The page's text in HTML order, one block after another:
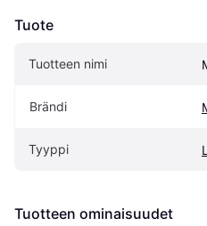
Tuote
Tuotteen nimi
Brändi
Tyyppi
Tuotteen ominaisuudet